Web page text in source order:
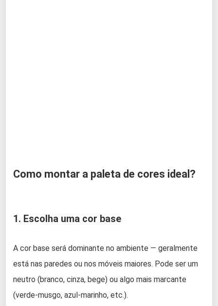
Como montar a paleta de cores ideal?
1. Escolha uma cor base
A cor base será dominante no ambiente — geralmente
está nas paredes ou nos móveis maiores. Pode ser um
neutro (branco, cinza, bege) ou algo mais marcante
(verde-musgo, azul-marinho, etc.).